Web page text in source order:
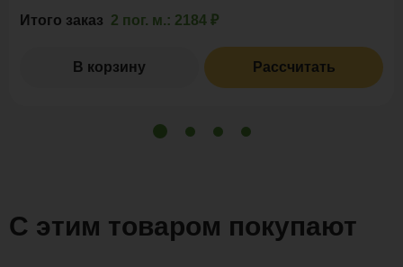
Итого заказ 2 пог. м.: 2184 ₽
В корзину Рассчитать
С этим товаром покупают